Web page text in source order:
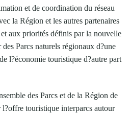
et de coordination du réseau
la Région et les autres partenaires
aux priorités définis par la nouvelle
Parcs naturels régionaux d?une
l?économie touristique d?autre part
des Parcs et de la Région de
touristique interparcs autour